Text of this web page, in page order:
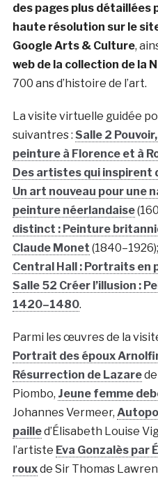
des pages plus détaillées
haute résolution sur le
Google Arts & Culture,
web de la collection de la
700 ans d’histoire de l’art.
La visite virtuelle guidée
suivantres : Salle 2
peinture à Florence et à
Des artistes qui inspirent
Un art nouveau pour une
peinture néerlandaise
distinct : Peinture
Claude Monet (1840–1926);
Central Hall : Portraits en
Salle 52 Créer l’illusion :
1420–1480.
Parmi les œuvres de la
Portrait des époux
Résurrection de Lazarede
Piombo, Jeune femme
Johannes Vermeer,
pailled’Élisabeth Louise
l’artiste Eva Gonzalès par
rouxde Sir Thomas